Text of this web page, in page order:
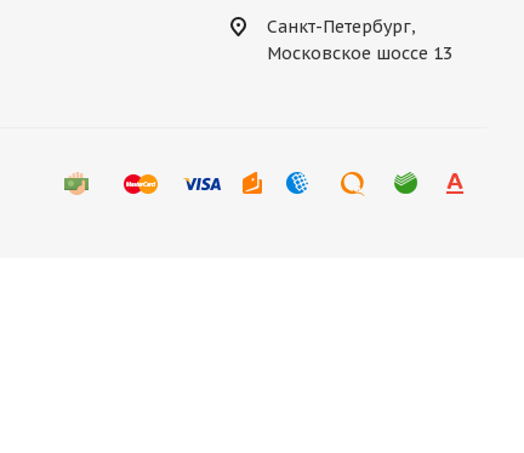
Санкт-Петербург,
Московское шоссе 13